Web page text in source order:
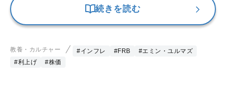
続きを読む
教養・カルチャー #インフレ #FRB
#エミン・ユルマズ
#利上げ
#株価